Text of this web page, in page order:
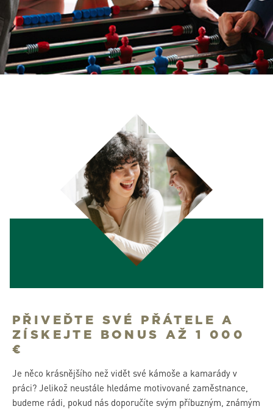
PŘIVEĎTE SVÉ PŘÁTELE A
ZÍSKEJTE BONUS AŽ 1 000
€
Je něco krásnějšího než vidět své kámoše a kamarády v
práci? Jelikož neustále hledáme motivované zaměstnance,
budeme rádi, pokud nás doporučíte svým příbuzným, známým